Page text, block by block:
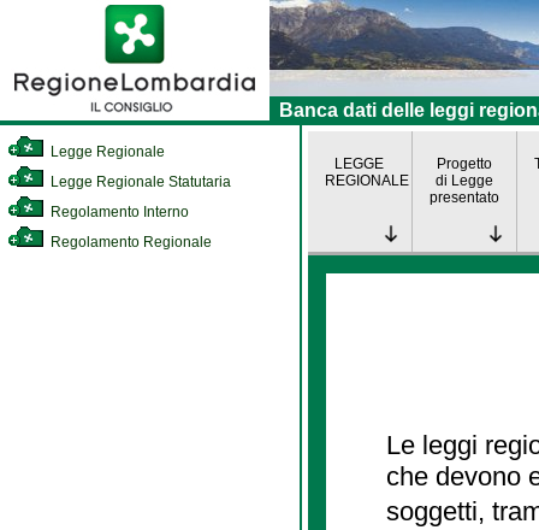
Banca dati delle leggi
Legge Regionale
Legge Regionale Statutaria
Regolamento Interno
Regolamento Regionale
LEGGE
REGIONALE
Progetto
di Legge
presentato
Le leggi
che devono
soggetti,